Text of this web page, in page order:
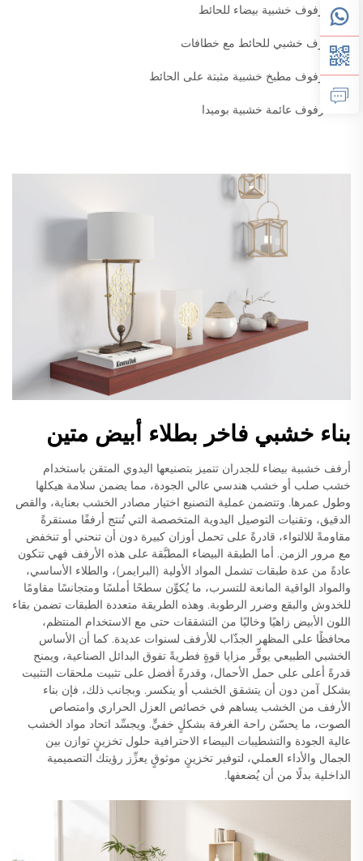
رفوف خشبية بيضاء للحائط
رف خشبي للحائط مع خطافات
رفوف مطبخ خشبية مثبتة على الحائط
رفوف عائمة خشبية بوميدا
بناء خشبي فاخر بطلاء أبيض متين
أرفف خشبية بيضاء للجدران تتميز بتصنيعها اليدوي المتقن باستخدام
خشب صلب أو خشب هندسي عالي الجودة، مما يضمن سلامة هيكلها
وطول عمرها. وتتضمن عملية التصنيع اختيار مصادر الخشب بعناية، والقص
الدقيق، وتقنيات التوصيل اليدوية المتخصصة التي تُنتج أرففًا مستقرةً
مقاومةً للالتواء، قادرةً على تحمل أوزان كبيرة دون أن تنحني أو تنخفض
مع مرور الزمن. أما الطبقة البيضاء المطبَّقة على هذه الأرفف فهي تتكون
عادةً من عدة طبقات تشمل المواد الأولية (البرايمر)، والطلاء الأساسي،
والمواد الواقية المانعة للتسرب، ما يُكوِّن سطحًا أملسًا ومتجانسًا مقاومًا
للخدوش والبقع وضرر الرطوبة. وهذه الطريقة متعددة الطبقات تضمن بقاء
اللون الأبيض زاهيًا وخاليًا من التشققات حتى مع الاستخدام المنتظم،
محافظًا على المظهر الجذّاب للأرفف لسنوات عديدة. كما أن الأساس
الخشبي الطبيعي يوفِّر مزايا قوةٍ فطريةً تفوق البدائل الصناعية، ويمنح
قدرةً أعلى على حمل الأحمال، وقدرةً أفضل على تثبيت ملحقات التثبيت
بشكل آمن دون أن يتشقق الخشب أو ينكسر. وبجانب ذلك، فإن بناء
الأرفف من الخشب يساهم في خصائص العزل الحراري وامتصاص
الصوت، ما يحسّن راحة الغرفة بشكلٍ خفيٍّ. ويجسِّد اتحاد مواد الخشب
عالية الجودة والتشطيبات البيضاء الاحترافية حلول تخزينٍ توازن بين
الجمال والأداء العملي، لتوفير تخزينٍ موثوقٍ يعزِّز رؤيتك التصميمية
الداخلية بدلًا من أن يُضعفها.